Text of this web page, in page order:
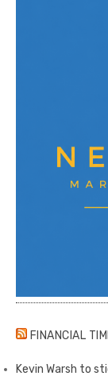
FINANCIAL
Kevin Warsh to